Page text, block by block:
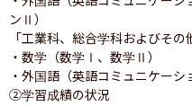
ンⅡ）
「工業科、総合学科およびその
・数学（数学Ⅰ、数学Ⅱ）
・外国語（英語コミュニケーシ
②学習成績の状況